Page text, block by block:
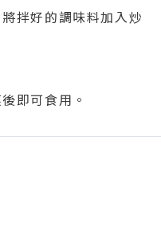
拌好的調味料加入炒
即可食用。